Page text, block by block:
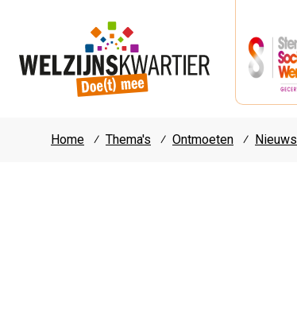
Home ⁄ Thema's ⁄ Ontmoeten ⁄ Nieuws